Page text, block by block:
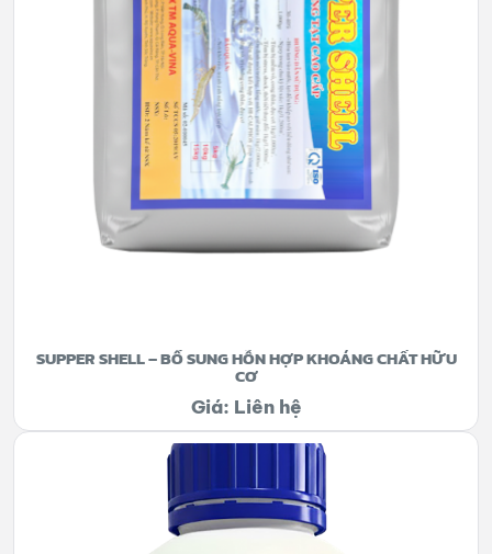
SUPPER SHELL – BỔ SUNG HỖN HỢP KHOÁNG CHẤT HỮU
CƠ
Giá: Liên hệ